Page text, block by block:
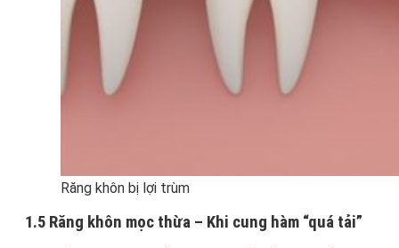
Răng khôn bị lợi trùm
1.5 Răng khôn mọc thừa – Khi cung hàm “quá tải”